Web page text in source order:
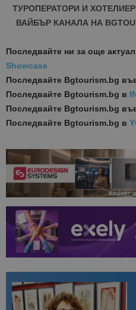
ТУРОПЕРАТОРИ И
ВАЙБЪР КАНАЛА НА
Последвайте ни за още
Showcase
Последвайте Bgtourism.bg
Последвайте Bgtourism.bg в
Последвайте Bgtourism.bg
Последвайте Bgtourism.bg в